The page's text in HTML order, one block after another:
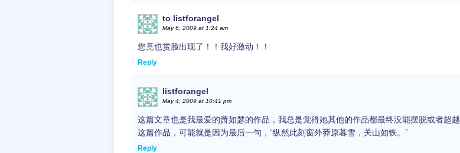
to listforangel
May 6, 2009 at 1:24 am
您竟也赏脸出现了！！我好激动！！
Reply
listforangel
May 4, 2009 at 10:41 pm
这篇文章也是我最爱的萧如瑟的作品，我总是觉得她其他的作品都最终没能摆脱或者超越
这篇作品，可能就是因为最后一句，“纵然此刻窗外莽原暮雪，关山如铁。”
Reply